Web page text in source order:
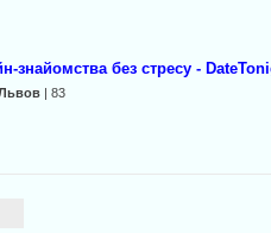
знайомства без стресу -
| 83